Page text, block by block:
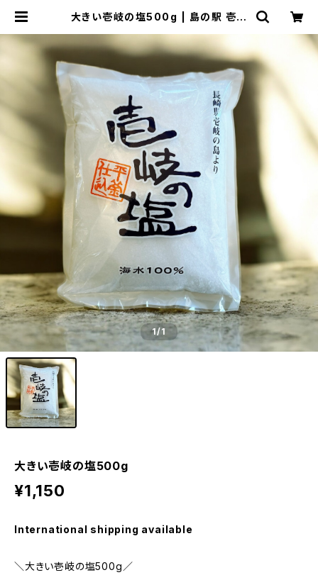
大きい壱岐の塩500g | 島の駅 壱番
1/1
大きい壱岐の塩500g
¥1,150
International shipping available
＼大きい壱岐の塩500g／